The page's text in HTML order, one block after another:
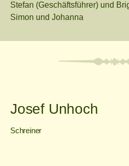
Stefan (Geschäftsführer) und
Simon und Johanna
Josef Unhoch
Schreiner